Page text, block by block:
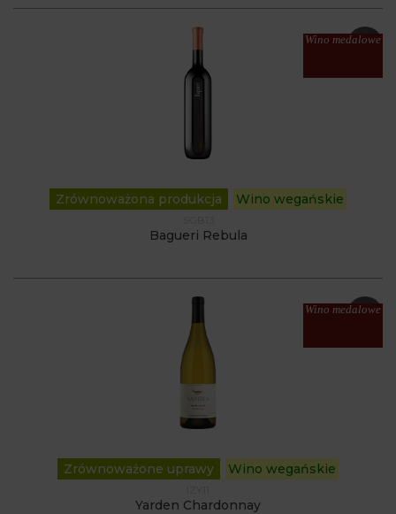
Wino medalowe
Zrównoważona produkcja Wino wegańskie
Bagueri Rebula
Wino medalowe
Zrównoważone uprawy Wino wegańskie
Yarden Chardonnay